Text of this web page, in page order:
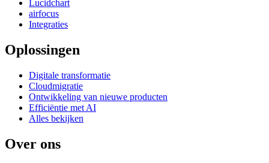
Lucidchart
airfocus
Integraties
Oplossingen
Digitale transformatie
Cloudmigratie
Ontwikkeling van nieuwe producten
Efficiëntie met AI
Alles bekijken
Over ons